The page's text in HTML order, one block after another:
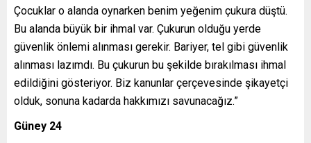
Çocuklar o alanda oynarken benim yeğenim çukura düştü.
Bu alanda büyük bir ihmal var. Çukurun olduğu yerde
güvenlik önlemi alınması gerekir. Bariyer, tel gibi güvenlik
alınması lazımdı. Bu çukurun bu şekilde bırakılması ihmal
edildiğini gösteriyor. Biz kanunlar çerçevesinde şikayetçi
olduk, sonuna kadarda hakkımızı savunacağız.”
Güney 24